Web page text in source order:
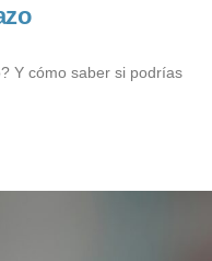
Y cómo saber si podrías